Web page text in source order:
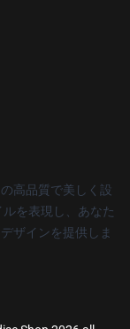
高品質で美しく設
を表現し、あなた
ザインを提供しま